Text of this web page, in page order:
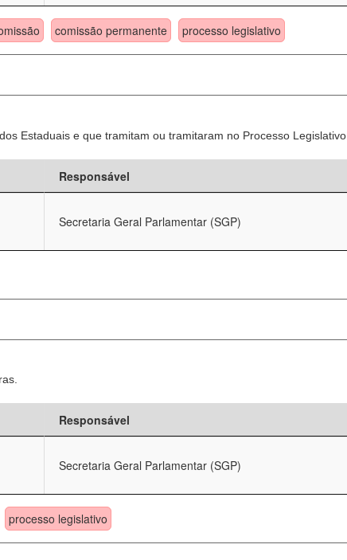
comissão permanente processo legislativo
Estaduais e que tramitam ou tramitaram no Processo Legislativo.
Responsável
Secretaria Geral Parlamentar (SGP)
Responsável
Secretaria Geral Parlamentar (SGP)
processo legislativo